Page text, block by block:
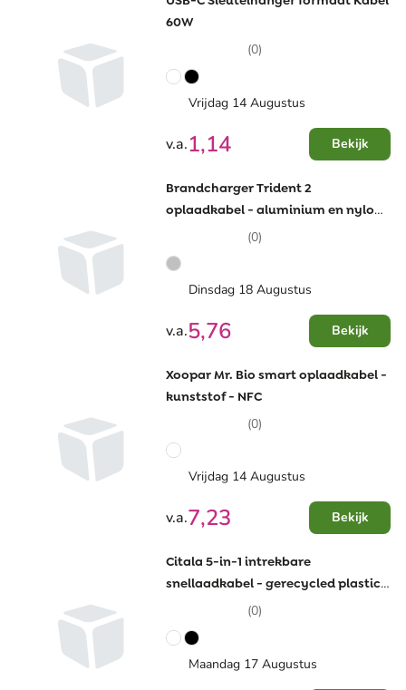
60W
(0)
Vrijdag 14 Augustus
v.a.1,14 Bekijk
Brandcharger Trident 2
oplaadkabel - aluminium en nylon
- ultra sterk - snelladen
(0)
Dinsdag 18 Augustus
v.a.5,76 Bekijk
Xoopar Mr. Bio smart oplaadkabel -
kunststof - NFC
(0)
Vrijdag 14 Augustus
v.a.7,23 Bekijk
Citala 5-in-1 intrekbare
snellaadkabel - gerecycled plastic -
90cm - 40W - datasynchronisatie
(0)
Maandag 17 Augustus